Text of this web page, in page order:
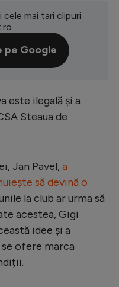
cele mai tari clipuri
pe Google
este ilegală și a
Steaua de
Jan Pavel, a
să devină o
la club ar urma să
acestea, Gigi
idee și a
ofere marca